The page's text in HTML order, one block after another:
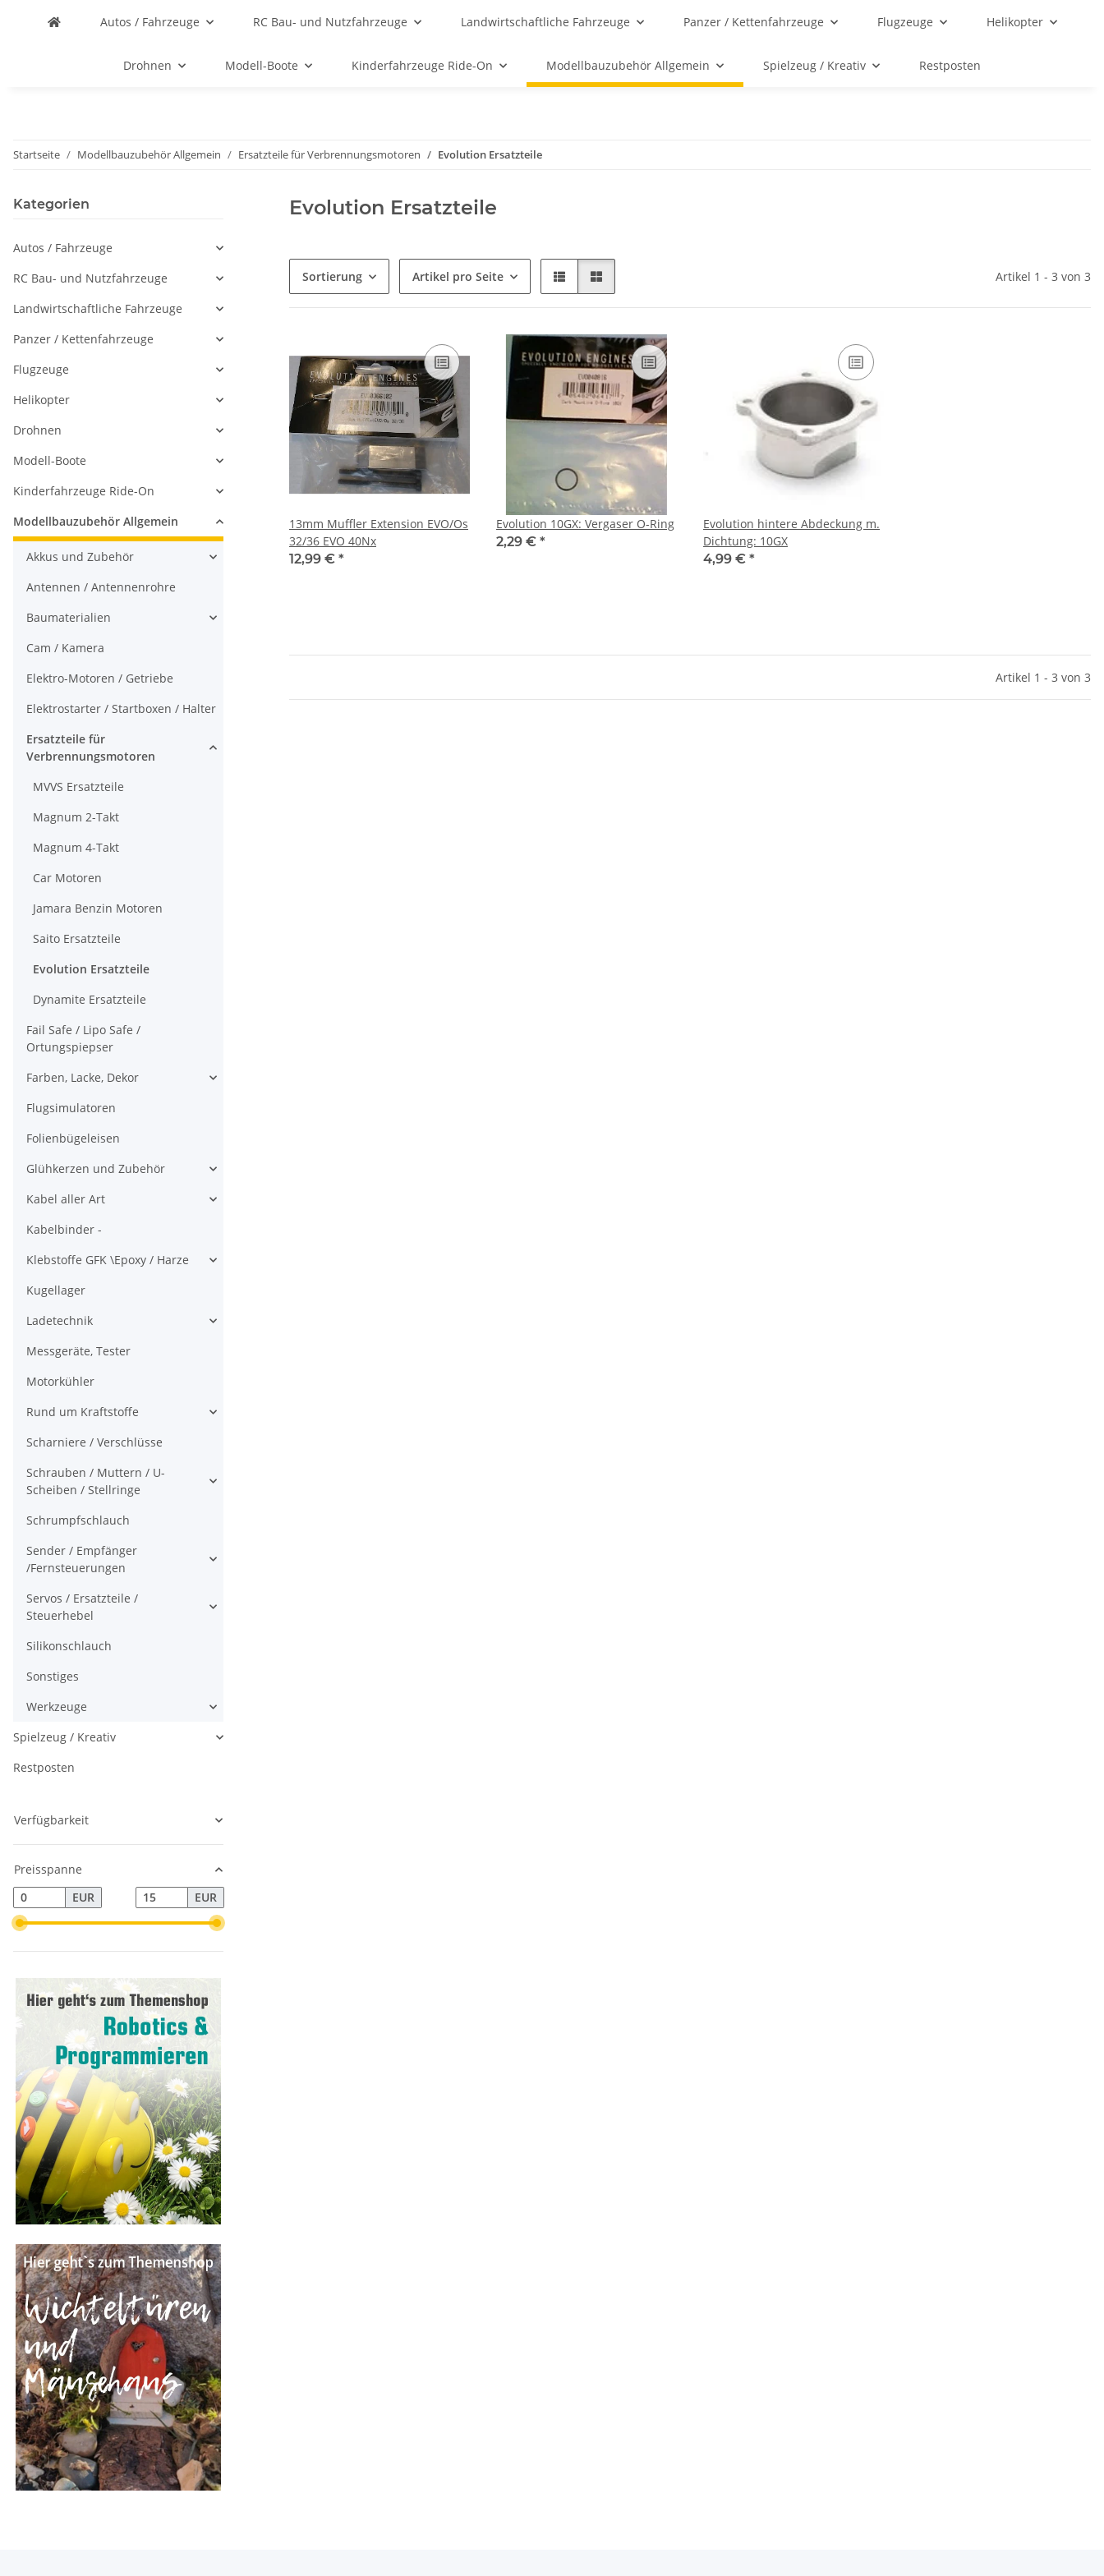
Autos / Fahrzeuge RC Bau- und Nutzfahrzeuge Landwirtschaftliche Fahrzeuge Panzer / Kettenfahrzeuge Flugzeuge Helikopter
Drohnen Modell-Boote Kinderfahrzeuge Ride-On Modellbauzubehör Allgemein Spielzeug / Kreativ Restposten
Startseite Modellbauzubehör Allgemein Ersatzteile für Verbrennungsmotoren Evolution Ersatzteile
Evolution Ersatzteile
Sortierung Artikel pro Seite Artikel 1 - 3 von 3
13mm Muffler Extension EVO/Os
32/36 EVO 40Nx
12,99 € *
Evolution 10GX: Vergaser O-Ring
2,29 € *
Evolution hintere Abdeckung m.
Dichtung: 10GX
4,99 € *
Artikel 1 - 3 von 3
Kategorien
Autos / Fahrzeuge
RC Bau- und Nutzfahrzeuge
Landwirtschaftliche Fahrzeuge
Panzer / Kettenfahrzeuge
Flugzeuge
Helikopter
Drohnen
Modell-Boote
Kinderfahrzeuge Ride-On
Modellbauzubehör Allgemein
Akkus und Zubehör
Antennen / Antennenrohre
Baumaterialien
Cam / Kamera
Elektro-Motoren / Getriebe
Elektrostarter / Startboxen / Halter
Ersatzteile für
Verbrennungsmotoren
MVVS Ersatzteile
Magnum 2-Takt
Magnum 4-Takt
Car Motoren
Jamara Benzin Motoren
Saito Ersatzteile
Evolution Ersatzteile
Dynamite Ersatzteile
Fail Safe / Lipo Safe /
Ortungspiepser
Farben, Lacke, Dekor
Flugsimulatoren
Folienbügeleisen
Glühkerzen und Zubehör
Kabel aller Art
Kabelbinder -
Klebstoffe GFK \Epoxy / Harze
Kugellager
Ladetechnik
Messgeräte, Tester
Motorkühler
Rund um Kraftstoffe
Scharniere / Verschlüsse
Schrauben / Muttern / U-
Scheiben / Stellringe
Schrumpfschlauch
Sender / Empfänger
/Fernsteuerungen
Servos / Ersatzteile /
Steuerhebel
Silikonschlauch
Sonstiges
Werkzeuge
Spielzeug / Kreativ
Restposten
Verfügbarkeit
Preisspanne
EUR
EUR